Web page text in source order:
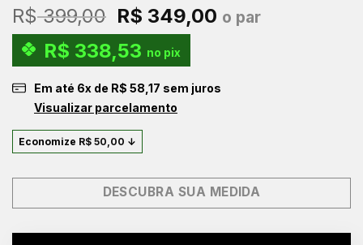
R$399,00 O
preço
original
era:
R$ 399,00.
R$ 349,00 O
R$ 349,00.
o par
R$ 338,53 no pix
Em até 6x de R$ 58,17 sem juros
Visualizar parcelamento
Economize R$ 50,00 ↓
DESCUBRA SUA MEDIDA